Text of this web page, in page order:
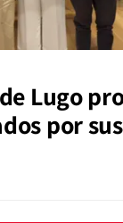
Lugo
por